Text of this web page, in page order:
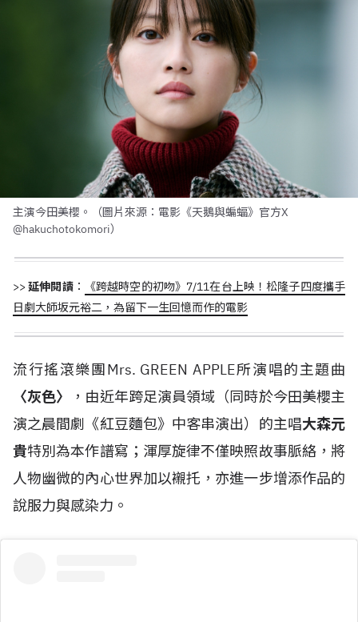
主演今田美櫻。（圖片來源：電影《天鵝與蝙蝠》官方X
@hakuchotokomori）
>>延伸閱讀：
《跨越時空的初吻》7/11在台上映！松隆子四度攜手
日劇大師坂元裕二，為留下一生回憶而作的電影
流行搖滾樂團Mrs. GREEN APPLE所演唱的主題曲
〈灰色〉
，由近年跨足演員領域（同時於今田美櫻主
演之晨間劇《紅豆麵包》中客串演出）的主唱大森元
貴特別為本作譜寫；渾厚旋律不僅映照故事脈絡，將
人物幽微的內心世界加以襯托，亦進一步增添作品的
說服力與感染力。